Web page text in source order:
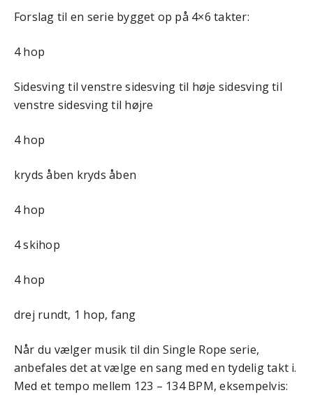
Forslag til en serie bygget op på 4×6 takter:
4 hop
Sidesving til venstre sidesving til høje sidesving til
venstre sidesving til højre
4 hop
kryds åben kryds åben
4 hop
4 skihop
4 hop
drej rundt, 1 hop, fang
Når du vælger musik til din Single Rope serie,
anbefales det at vælge en sang med en tydelig takt i.
Med et tempo mellem 123 – 134 BPM, eksempelvis: